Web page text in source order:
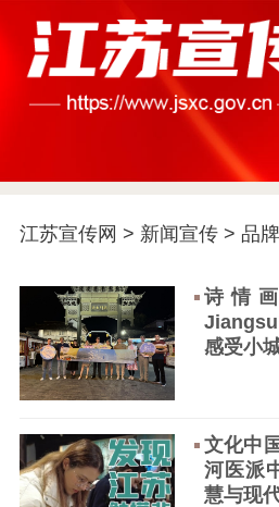
江苏要
信息公开年度报
告
江苏宣传网 > 新闻宣传> 品
诗情
感受小
文化中
河医派
慧与现